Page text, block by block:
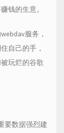
钱的生意。
服务，
自己的手，
玩烂的谷歌
要数据强烈建